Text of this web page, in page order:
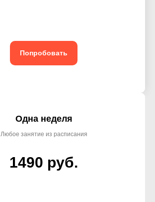
Попробовать
Одна неделя
Любое занятие из расписания
1490 руб.